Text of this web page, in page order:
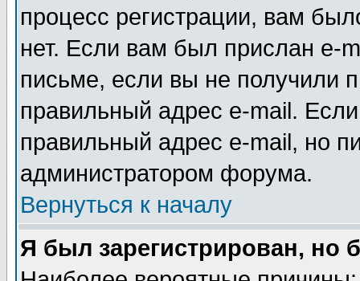
процесс регистрации, вам
нет. Если вам был прислан e-
письме, если вы не получили
правильный адрес e-mail.
правильный адрес e-mail, но
администратором форума.
Вернуться к началу
Я был зарегистрирован, но